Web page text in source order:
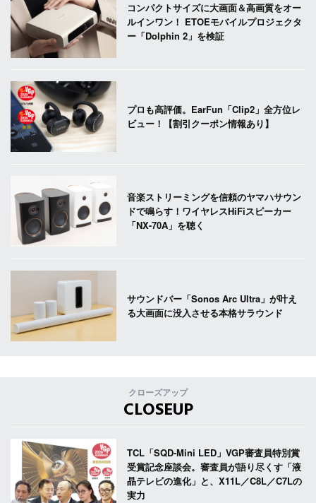
コンパクトサイズに大画面＆高画質をオー
ルインワン！ ETOEモバイルプロジェクタ
ー「Dolphin 2」を検証
プロも高評価。EarFun「Clip2」全方位レ
ビュー！【割引クーポン情報あり】
音楽ストリーミングを信頼のヤマハサウン
ドで鳴らす！ワイヤレスHiFiスピーカー
「NX-70A」を聴く
サウンドバー「Sonos Arc Ultra」が叶え
る大画面に没入させる本格サラウンド
クローズアップ
CLOSEUP
TCL「SQD-Mini LED」VGP審査員特別賞
受賞記念座談会。審査員が語り尽くす「液
晶テレビの進化」と、X11L／C8L／C7Lの
実力